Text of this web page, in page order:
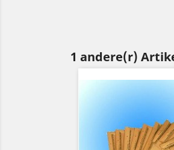
1 andere(r)